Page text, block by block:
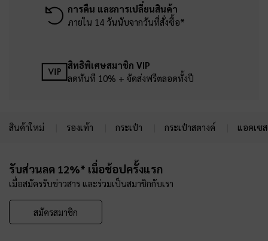
การคืน และการเปลี่ยนสินค้า
ภายใน 14 วันนับจากวันที่สั่งซื้อ*
สิทธิพิเศษสมาชิก VIP
ลดทันที 10% + จัดส่งฟรีตลอดทั้งปี
สินค้าใหม่ รองเท้า กระเป๋า กระเป๋าสตางค์ แอคเซ
รับส่วนลด 12%* เมื่อช้อปครั้งแรก
เมื่อสมัครรับข่าวสาร และร่วมเป็นสมาชิกกับเรา
สมัครสมาชิก